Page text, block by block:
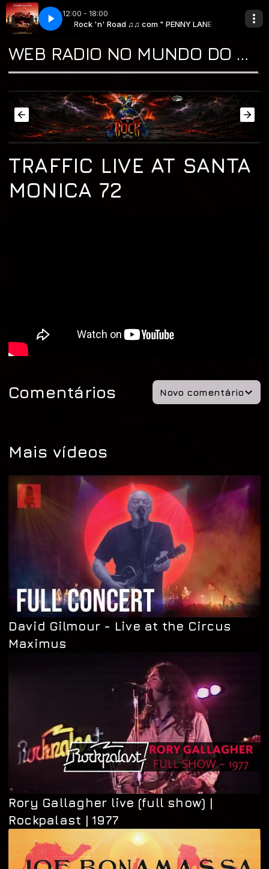
12:00 - 18:00
LANE " Rock 'n' Road ♫♫ com " PENNY LANE "
David Gilmour - Time
WEB RADIO NO MUNDO DO ROCK "A CASA DO CLASSIC ROCK & DO BLUES"
TRAFFIC LIVE AT SANTA
MONICA 72
Mais vídeos
David Gilmour - Live at the Circus
Maximus
Rory Gallagher live (full show) |
Rockpalast | 1977
Comentários Novo comentário